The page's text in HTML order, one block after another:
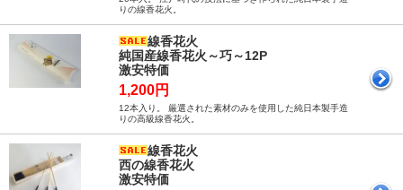
りの線香花火。
線香花火
純国産線香花火～巧～12P
激安特価
1,200円
12本入り。 厳選された素材のみを使用した純日本製手造
りの高級線香花火。
線香花火
西の線香花火
激安特価